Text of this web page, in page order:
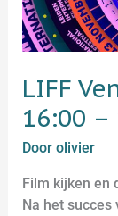
LIFF Veni Vidi Vino 2022 (van
16:00 –
Doorolivier
Film kijken en
Na het succes
–
18:00)